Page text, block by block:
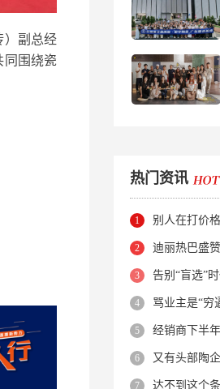
）副总经
同围绕瓷
热门资讯